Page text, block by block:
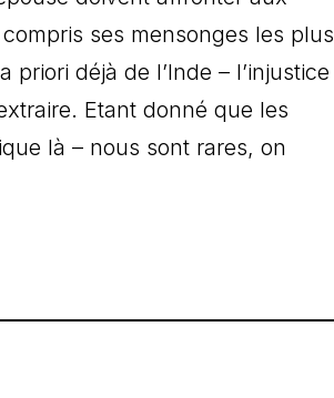
ses mensonges les plus
déjà de l’Inde – l’injustice
Etant donné que les
là – nous sont rares, on